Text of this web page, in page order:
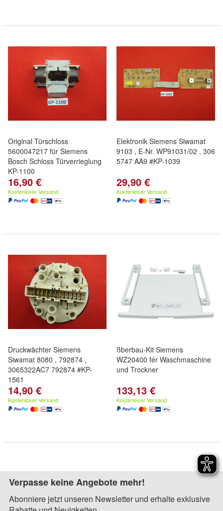
Original Türschloss
5600047217 für Siemens
Bosch Schloss Türverrieglung
KP-1100
16,90 €
Kostenloser Versand
Elektronik Siemens Siwamat
9103 , E-Nr. WP91031/02 , 306
5747 AA9 #KP-1039
29,90 €
Kostenloser Versand
Druckwächter Siemens
Siwamat 8080 , 792874 ,
3065322AC7 792874 #KP-
1561
14,90 €
Kostenloser Versand
ßberbau-Kit Siemens
WZ20400 fér Waschmaschine
und Trockner
133,13 €
Kostenloser Versand
Verpasse keine Angebote mehr!
Abonniere jetzt unseren Newsletter und erhalte exklusive